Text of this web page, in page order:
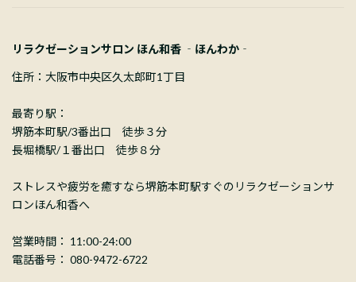
リラクゼーションサロン ほん和香 ‐ほんわか‐
住所：大阪市中央区久太郎町1丁目
最寄り駅：
堺筋本町駅/3番出口 徒歩３分
長堀橋駅/１番出口 徒歩８分
ストレスや疲労を癒すなら堺筋本町駅すぐのリラクゼーションサ
ロンほん和香へ
営業時間： 11:00-24:00
電話番号： 080-9472-6722